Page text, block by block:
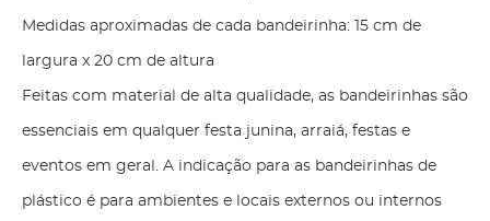
Medidas aproximadas de cada bandeirinha: 15 cm de
largura x 20 cm de altura
Feitas com material de alta qualidade, as bandeirinhas são
essenciais em qualquer festa junina, arraiá, festas e
eventos em geral. A indicação para as bandeirinhas de
plástico é para ambientes e locais externos ou internos